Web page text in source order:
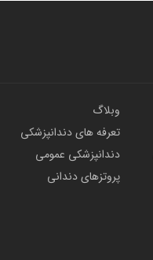
وبلاگ
تعرفه های دندانپزشکی
دندانپزشکی عمومی
پروتزهای دندانی